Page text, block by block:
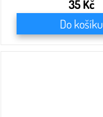
35 Kč
Do košíku